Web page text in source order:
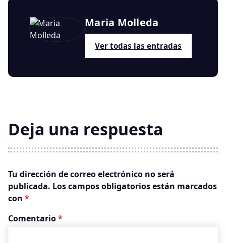
Maria Molleda
Ver todas las entradas
Deja una respuesta
Tu dirección de correo electrónico no será
publicada. Los campos obligatorios están marcados
con *
Comentario*